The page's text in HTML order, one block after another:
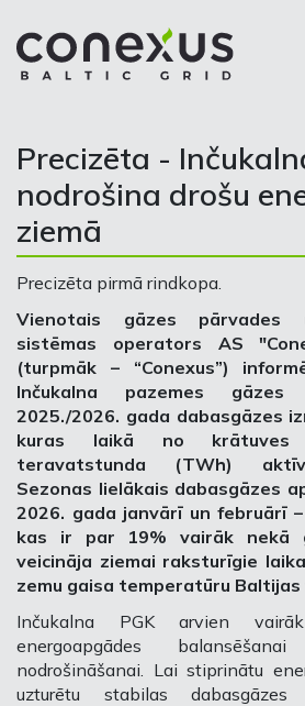
Precizēta -
nodrošina drošu
ziemā
Precizēta pirmā rindkopa.
Vienotais gāzes pārvades
sistēmas operators AS
(turpmāk – “Conexus”)
Inčukalna pazemes gāzes
2025./2026. gada dabasgāzes
kuras laikā no krātuves
teravatstunda (TWh)
Sezonas lielākais dabasgāzes
2026. gada janvārī un februārī
kas ir par 19% vairāk nekā
veicināja ziemai raksturīgie
zemu gaisa temperatūru Baltijas
Inčukalna PGK arvien
energoapgādes
nodrošināšanai. Lai stiprinātu
uzturētu stabilas dabasgāzes